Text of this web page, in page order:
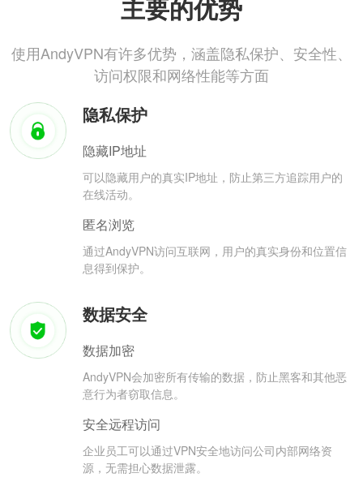
主要的优势
使用AndyVPN有许多优势，涵盖隐私保护、安全性、
访问权限和网络性能等方面
隐私保护
隐藏IP地址
可以隐藏用户的真实IP地址，防止第三方追踪用户的
在线活动。
匿名浏览
通过AndyVPN访问互联网，用户的真实身份和位置信
息得到保护。
数据安全
数据加密
AndyVPN会加密所有传输的数据，防止黑客和其他恶
意行为者窃取信息。
安全远程访问
企业员工可以通过VPN安全地访问公司内部网络资
源，无需担心数据泄露。